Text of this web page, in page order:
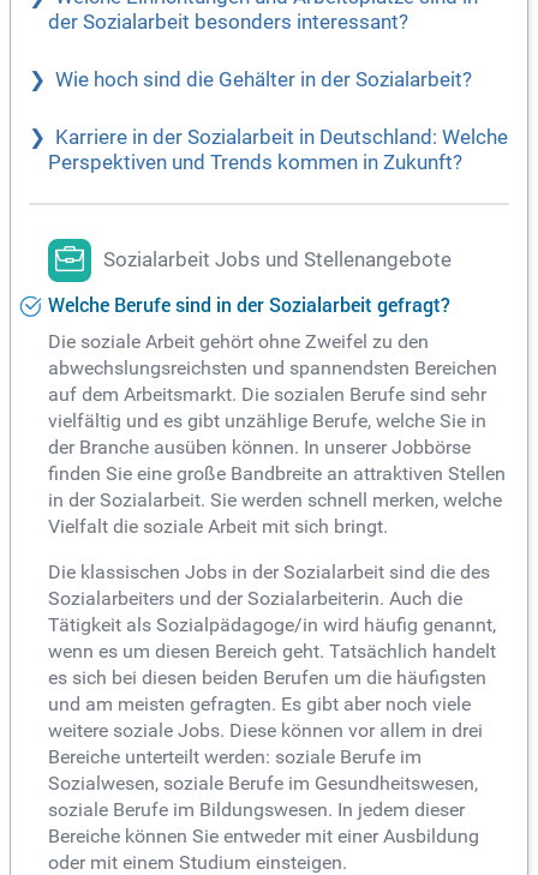
der Sozialarbeit besonders interessant?
Wie hoch sind die Gehälter in der Sozialarbeit?
Karriere in der Sozialarbeit in Deutschland: Welche
Perspektiven und Trends kommen in Zukunft?
Sozialarbeit Jobs und Stellenangebote
Welche Berufe sind in der Sozialarbeit gefragt?
Die soziale Arbeit gehört ohne Zweifel zu den
abwechslungsreichsten und spannendsten Bereichen
auf dem Arbeitsmarkt. Die sozialen Berufe sind sehr
vielfältig und es gibt unzählige Berufe, welche Sie in
der Branche ausüben können. In unserer Jobbörse
finden Sie eine große Bandbreite an attraktiven Stellen
in der Sozialarbeit. Sie werden schnell merken, welche
Vielfalt die soziale Arbeit mit sich bringt.
Die klassischen Jobs in der Sozialarbeit sind die des
Sozialarbeiters und der Sozialarbeiterin. Auch die
Tätigkeit als Sozialpädagoge/in wird häufig genannt,
wenn es um diesen Bereich geht. Tatsächlich handelt
es sich bei diesen beiden Berufen um die häufigsten
und am meisten gefragten. Es gibt aber noch viele
weitere soziale Jobs. Diese können vor allem in drei
Bereiche unterteilt werden: soziale Berufe im
Sozialwesen, soziale Berufe im Gesundheitswesen,
soziale Berufe im Bildungswesen. In jedem dieser
Bereiche können Sie entweder mit einer Ausbildung
oder mit einem Studium einsteigen.